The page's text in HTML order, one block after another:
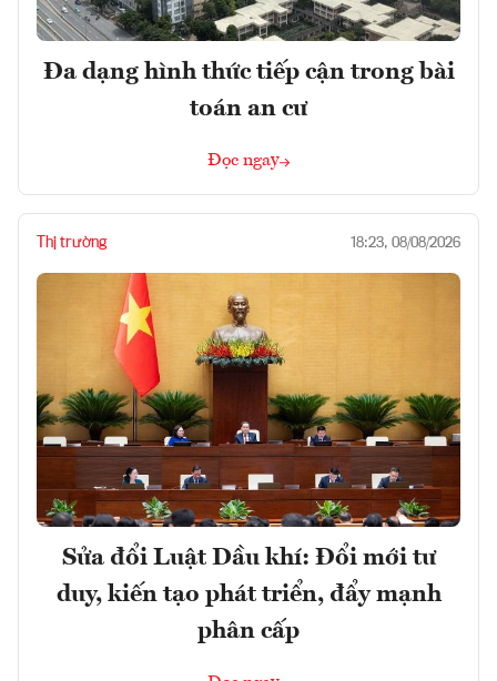
Đa dạng hình thức tiếp cận trong bài
toán an cư
Đọc ngay
Thị trường 18:23, 08/08/2026
Sửa đổi Luật Dầu khí: Đổi mới tư
duy, kiến tạo phát triển, đẩy mạnh
phân cấp